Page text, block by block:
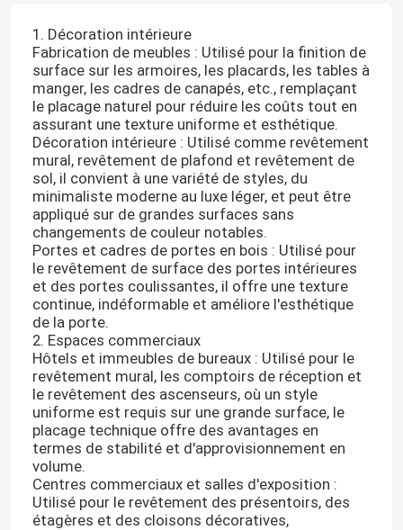
1. Décoration intérieure
Fabrication de meubles : Utilisé pour la finition de
surface sur les armoires, les placards, les tables à
manger, les cadres de canapés, etc., remplaçant
le placage naturel pour réduire les coûts tout en
assurant une texture uniforme et esthétique.
Décoration intérieure : Utilisé comme revêtement
mural, revêtement de plafond et revêtement de
sol, il convient à une variété de styles, du
minimaliste moderne au luxe léger, et peut être
appliqué sur de grandes surfaces sans
changements de couleur notables.
Portes et cadres de portes en bois : Utilisé pour
le revêtement de surface des portes intérieures
et des portes coulissantes, il offre une texture
continue, indéformable et améliore l'esthétique
de la porte.
2. Espaces commerciaux
Hôtels et immeubles de bureaux : Utilisé pour le
revêtement mural, les comptoirs de réception et
le revêtement des ascenseurs, où un style
uniforme est requis sur une grande surface, le
placage technique offre des avantages en
termes de stabilité et d'approvisionnement en
volume.
Centres commerciaux et salles d'exposition :
Utilisé pour le revêtement des présentoirs, des
étagères et des cloisons décoratives,